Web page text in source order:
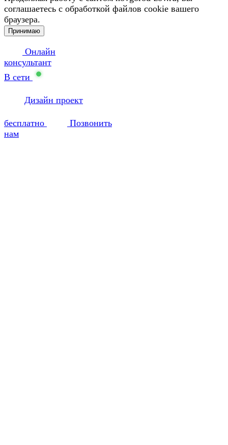
соглашаетесь с обработкой файлов cookie вашего
браузера.
Принимаю
Онлайн
консультант
В сети
Дизайн проект
бесплатно
Позвонить
нам